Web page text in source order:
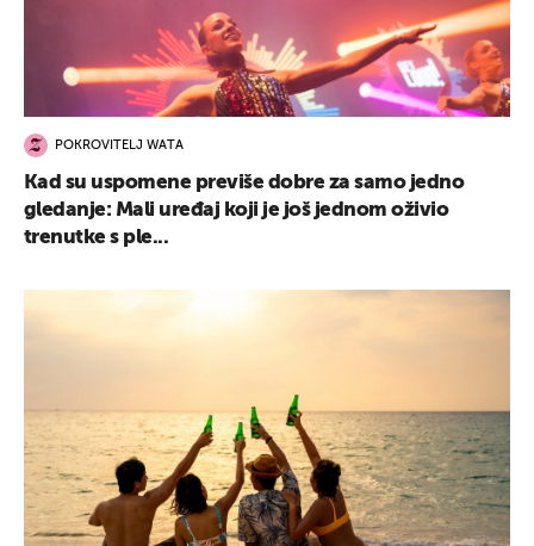
POKROVITELJ WATA
Kad su uspomene previše dobre za samo jedno
gledanje: Mali uređaj koji je još jednom oživio
trenutke s ple...